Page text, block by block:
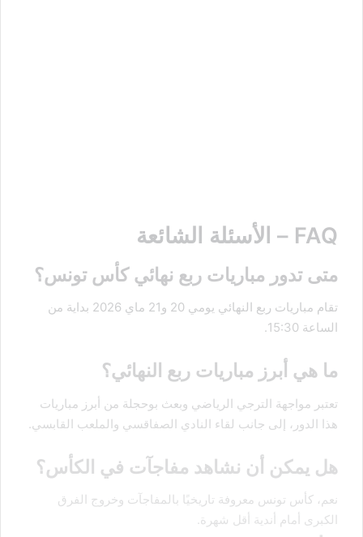
FAQ – الأسئلة الشائعة
متى تدور مباريات ربع نهائي كأس تونس؟
تقام مباريات ربع النهائي يومي 20 و21 ماي 2026 بداية من
الساعة 15:30.
ما هي أبرز مباريات ربع النهائي؟
تعتبر مواجهة الترجي الرياضي وبعث بوحجلة من أبرز مباريات
هذا الدور، إلى جانب لقاء النادي الصفاقسي والملعب القابسي.
هل يمكن أن نشاهد مفاجآت في الكأس؟
نعم، كأس تونس معروفة تاريخيًا بالمفاجآت وخروج الفرق
الكبرى أمام أندية أقل شهرة.